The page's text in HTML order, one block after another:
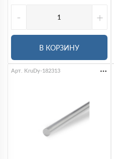
-
+
В КОРЗИНУ
Арт. KruDy-182313